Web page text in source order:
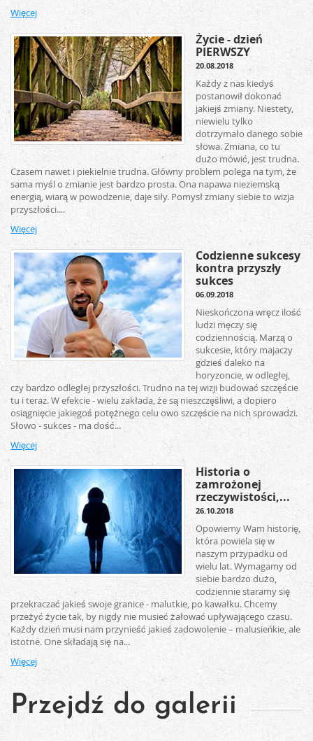
Więcej
Życie - dzień
PIERWSZY
20.08.2018
Każdy z nas kiedyś
postanowił dokonać
jakiejś zmiany. Niestety,
niewielu tylko
dotrzymało danego sobie
słowa. Zmiana, co tu
dużo mówić, jest trudna.
Czasem nawet i piekielnie trudna. Główny problem polega na tym, że
sama myśl o zmianie jest bardzo prosta. Ona napawa nieziemską
energią, wiarą w powodzenie, daje siły. Pomysł zmiany siebie to wizja
przyszłości....
Więcej
Codzienne sukcesy
kontra przyszły
sukces
06.09.2018
Nieskończona wręcz ilość
ludzi męczy się
codziennością. Marzą o
sukcesie, który majaczy
gdzieś daleko na
horyzoncie, w odległej,
czy bardzo odległej przyszłości. Trudno na tej wizji budować szczęście
tu i teraz. W efekcie - wielu zakłada, że są nieszczęśliwi, a dopiero
osiągnięcie jakiegoś potężnego celu owo szczęście na nich sprowadzi.
Słowo - sukces - ma dość...
Więcej
Historia o
zamrożonej
rzeczywistości,...
26.10.2018
Opowiemy Wam historię,
która powiela się w
naszym przypadku od
wielu lat. Wymagamy od
siebie bardzo dużo,
codziennie staramy się
przekraczać jakieś swoje granice - malutkie, po kawałku. Chcemy
przeżyć życie tak, by nigdy nie musieć żałować upływającego czasu.
Każdy dzień musi nam przynieść jakieś zadowolenie – malusieńkie, ale
istotne. One składają się na...
Więcej
Przejdź do galerii